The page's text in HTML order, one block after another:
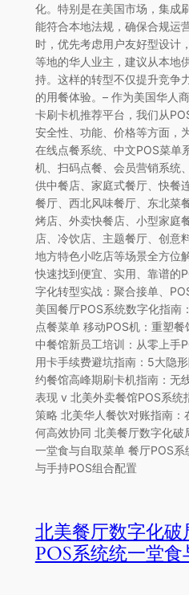
化。特别是在美国市场，集成
能符合本地法规，确保合规运
时，优先考虑用户友好型设计
等地的华人业主，建议从本地
持。这样的转型不仅提升竞争
的用餐体验。– 作为美国华人
卡刷卡机推荐平台，我们从
安全性、功能、价格等方面，
在线点餐系统、中文POS菜单
机、扫码点餐、会员营销系统
供中餐店、家庭式餐厅、快餐
餐厅、西北风味餐厅、东北菜
烤店、外卖快餐店、小型家庭
店、冷饮店、主题餐厅、创意
地方特色小吃店等场景全方位
快速找到便宜、实用、靠谱的
字化转型实战：聚合接单、
美国餐厅POS系统数字化指南
点餐菜单 移动POS机：重塑
中餐馆新员工培训：从零上手
用卡手续费避坑指南：5大隐
约餐馆高峰期刷卡机指南：无
表现 v 北美外卖餐馆POS系统
策略 北美华人餐饮对账指南
何高效协同 北美餐厅数字化
一堂食与自取菜单 餐厅POS
与手持POS组合配置
北美餐厅数字化
POS系统统一堂